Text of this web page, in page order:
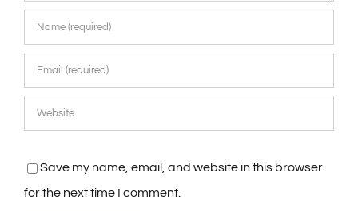
Save my name, email, and website in this browser
for the next time I comment.